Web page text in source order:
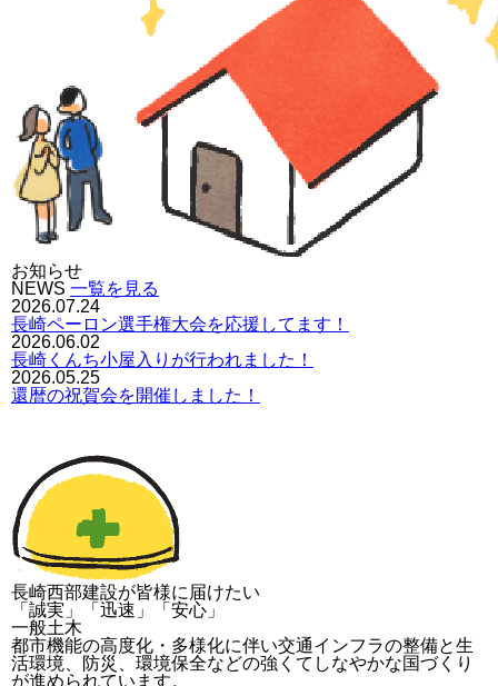
お知らせ
NEWS 一覧を見る
2026.07.24
長崎ペーロン選手権大会を応援してます！
2026.06.02
長崎くんち小屋入りが行われました！
2026.05.25
還暦の祝賀会を開催しました！
長崎西部建設が皆様に届けたい
「誠実」「迅速」「安心」
一般土木
都市機能の高度化・多様化に伴い交通インフラの整備と生
活環境、防災、環境保全などの強くてしなやかな国づくり
が進められています。